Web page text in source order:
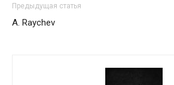
Предыдущая статья
A. Raychev